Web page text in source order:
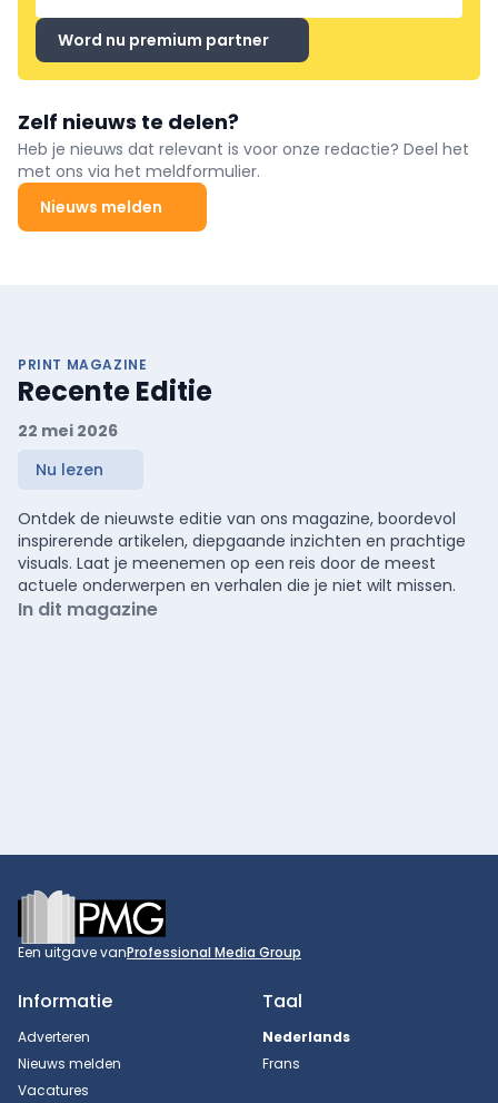
Word nu premium partner
Zelf nieuws te delen?
Heb je nieuws dat relevant is voor onze redactie? Deel het
met ons via het meldformulier.
Nieuws melden
PRINT MAGAZINE
Recente Editie
22 mei 2026
Nu lezen
Ontdek de nieuwste editie van ons magazine, boordevol
inspirerende artikelen, diepgaande inzichten en prachtige
visuals. Laat je meenemen op een reis door de meest
actuele onderwerpen en verhalen die je niet wilt missen.
In dit magazine
Footer
Een uitgave vanProfessional Media Group
Informatie
Adverteren
Nieuws melden
Vacatures
Taal
Nederlands
Frans